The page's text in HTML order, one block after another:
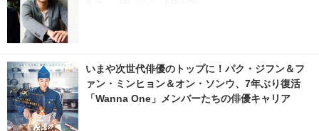
いまや次世代俳優のトップに！パク・ジフン＆フ
ァン・ミンヒョン＆オン・ソンウ、7年ぶり復活
「Wanna One」メンバーたちの俳優キャリア